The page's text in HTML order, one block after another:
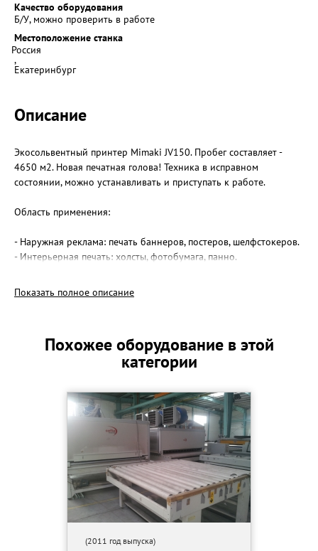
Качество оборудования
Б/У, можно проверить в работе
Местоположение станка
Россия
,
Екатеринбург
Описание
Экосольвентный принтер Mimaki JV150. Пробег составляет -
4650 м2. Новая печатная голова! Техника в исправном
состоянии, можно устанавливать и приступать к работе.
Область применения:
- Наружная реклама: печать баннеров, постеров, шелфстокеров.
- Интерьерная печать: холсты, фотобумага, панно.
автомобилей.
Показать полное описание
Похожее оборудование в этой
категории
(2011 год выпуска)